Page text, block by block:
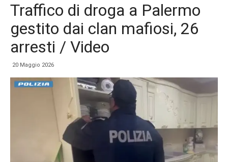
Traffico di droga a Palermo
gestito dai clan mafiosi, 26
arresti / Video
20 Maggio 2026